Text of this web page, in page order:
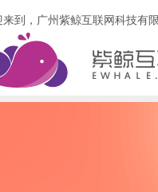
来到，广州紫鲸互联网科技有